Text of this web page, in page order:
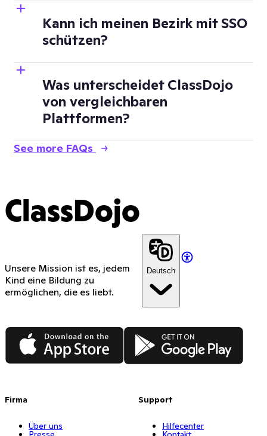
Kann ich meinen Bezirk mit SSO
schützen?
Was unterscheidet ClassDojo
von vergleichbaren
Plattformen?
See more FAQs
ClassDojo
Unsere Mission ist es, jedem
Kind eine Bildung zu
ermöglichen, die es liebt.
Deutsch
App Store Google Play
Firma
Über uns
Support
Hilfecenter